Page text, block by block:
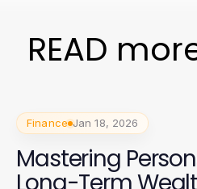
READ
Finance Jan 18, 2026
Mastering